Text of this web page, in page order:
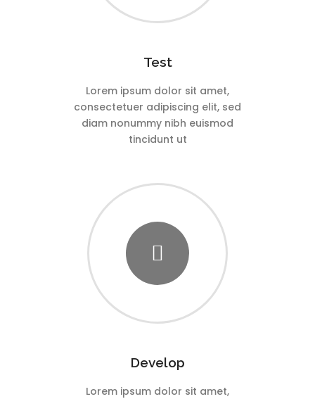
Test
Lorem ipsum dolor sit amet,
consectetuer adipiscing elit, sed
diam nonummy nibh euismod
tincidunt ut
Develop
Lorem ipsum dolor sit amet,